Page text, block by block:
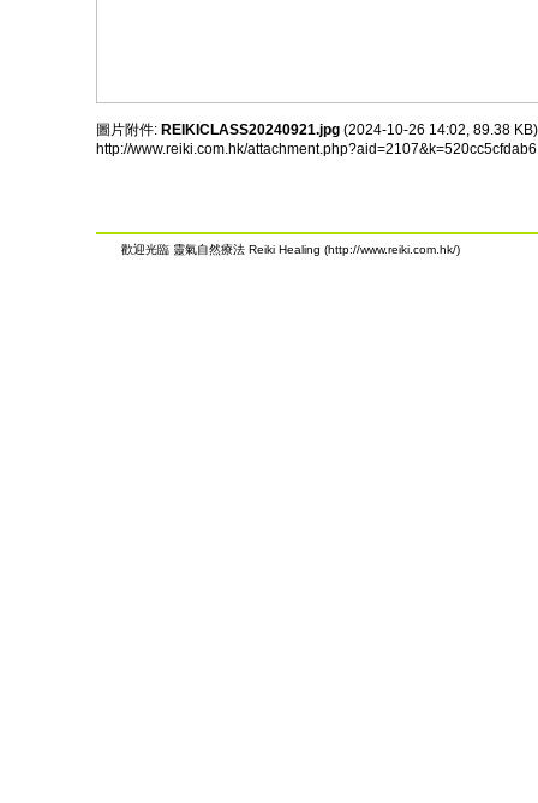
圖片附件: REIKICLASS20240921.jpg (2024-10-26 14:02, 89.38
http://www.reiki.com.hk/
歡迎光臨 靈氣自然療法 Reiki Healing (http://www.reiki.com.hk/)